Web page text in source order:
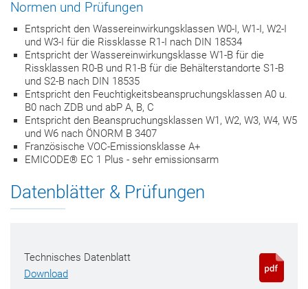
Normen und Prüfungen
Entspricht den Wassereinwirkungsklassen W0-I, W1-I, W2-I
und W3-I für die Rissklasse R1-I nach DIN 18534
Entspricht der Wassereinwirkungsklasse W1-B für die
Rissklassen R0-B und R1-B für die Behälterstandorte S1-B
und S2-B nach DIN 18535
Entspricht den Feuchtigkeitsbeanspruchungsklassen A0 u.
B0 nach ZDB und abP A, B, C
Entspricht den Beanspruchungsklassen W1, W2, W3, W4, W5
und W6 nach ÖNORM B 3407
Französische VOC-Emissionsklasse A+
EMICODE® EC 1 Plus - sehr emissionsarm
Datenblätter & Prüfungen
Technisches Datenblatt
Download